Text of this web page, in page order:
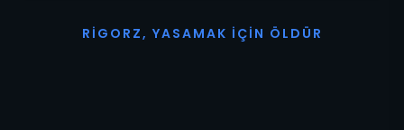
R I G O R Z, YASAMAK İ ÇI N Ö L D Ü R